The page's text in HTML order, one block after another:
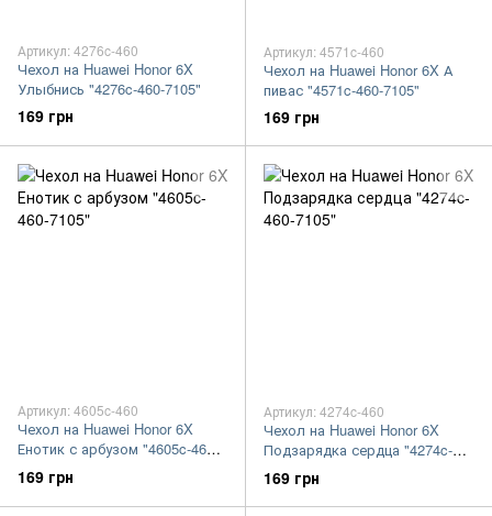
Артикул: 4276c-460
Чехол на Huawei Honor 6X
Улыбнись "4276c-460-7105"
169 грн
Артикул: 4571c-460
Чехол на Huawei Honor 6X А
пивас "4571c-460-7105"
169 грн
Артикул: 4605c-460
Чехол на Huawei Honor 6X
Енотик с арбузом "4605c-460-
7105"
169 грн
Артикул: 4274c-460
Чехол на Huawei Honor 6X
Подзарядка сердца "4274c-
460-7105"
169 грн